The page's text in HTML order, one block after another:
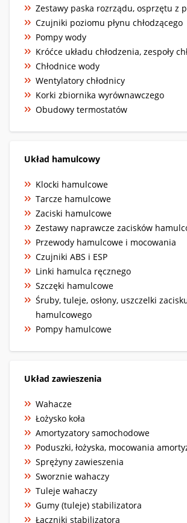
Zestawy paska rozrządu, osprzętu z
Czujniki poziomu płynu chłodzącego
Pompy wody
Króćce układu chłodzenia, zespoły
Chłodnice wody
Wentylatory chłodnicy
Korki zbiornika wyrównawczego
Obudowy termostatów
Układ hamulcowy
Klocki hamulcowe
Tarcze hamulcowe
Zaciski hamulcowe
Zestawy naprawcze zacisków
Przewody hamulcowe i mocowania
Czujniki ABS i ESP
Linki hamulca ręcznego
Szczęki hamulcowe
Śruby, tuleje, osłony, uszczelki
hamulcowego
Pompy hamulcowe
Układ zawieszenia
Wahacze
Łożysko koła
Amortyzatory samochodowe
Poduszki, łożyska, mocowania
Sprężyny zawieszenia
Sworznie wahaczy
Tuleje wahaczy
Gumy (tuleje) stabilizatora
Łączniki stabilizatora